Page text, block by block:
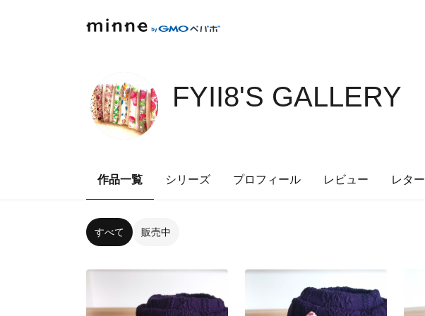
FYII8'S GALLERY
作品一覧 シリーズ プロフィール レビュー レター
すべて 販売中